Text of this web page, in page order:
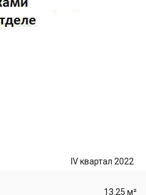
IV квартал 2022
13.25 м²